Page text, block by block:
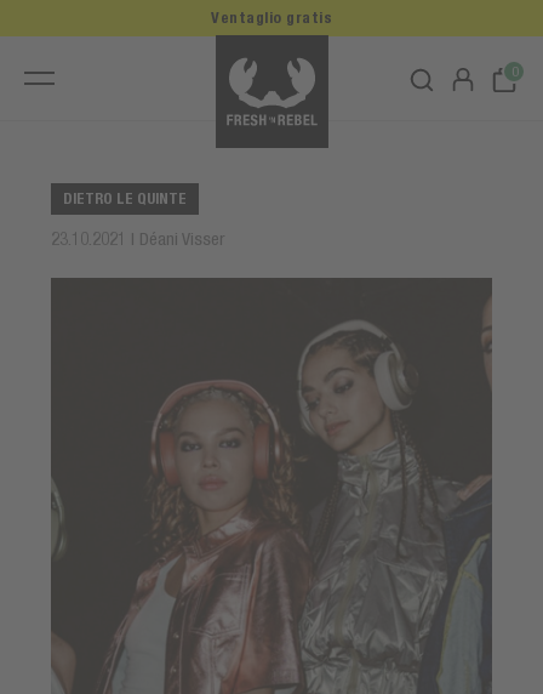
0
Ventaglio gratis
DIETRO LE QUINTE
23.10.2021 | Déani Visser